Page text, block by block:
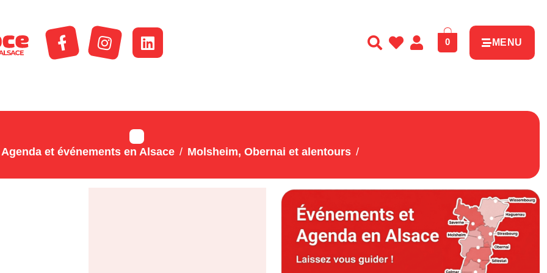
0 MENU
Agenda et événements en Alsace Molsheim, Obernai et alentours